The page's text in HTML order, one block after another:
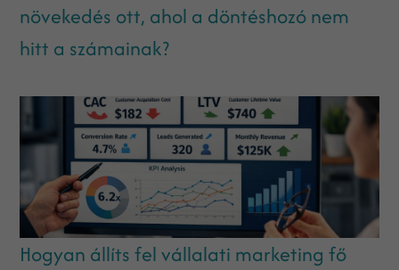
növekedés ott, ahol a döntéshozó nem
hitt a számainak?
Hogyan állíts fel vállalati marketing fő